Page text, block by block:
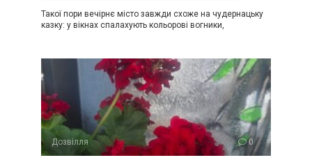
Такої пори вечірнє місто завжди схоже на чудернацьку
казку: у вікнах спалахують кольорові вогники,
Дозвілля 0